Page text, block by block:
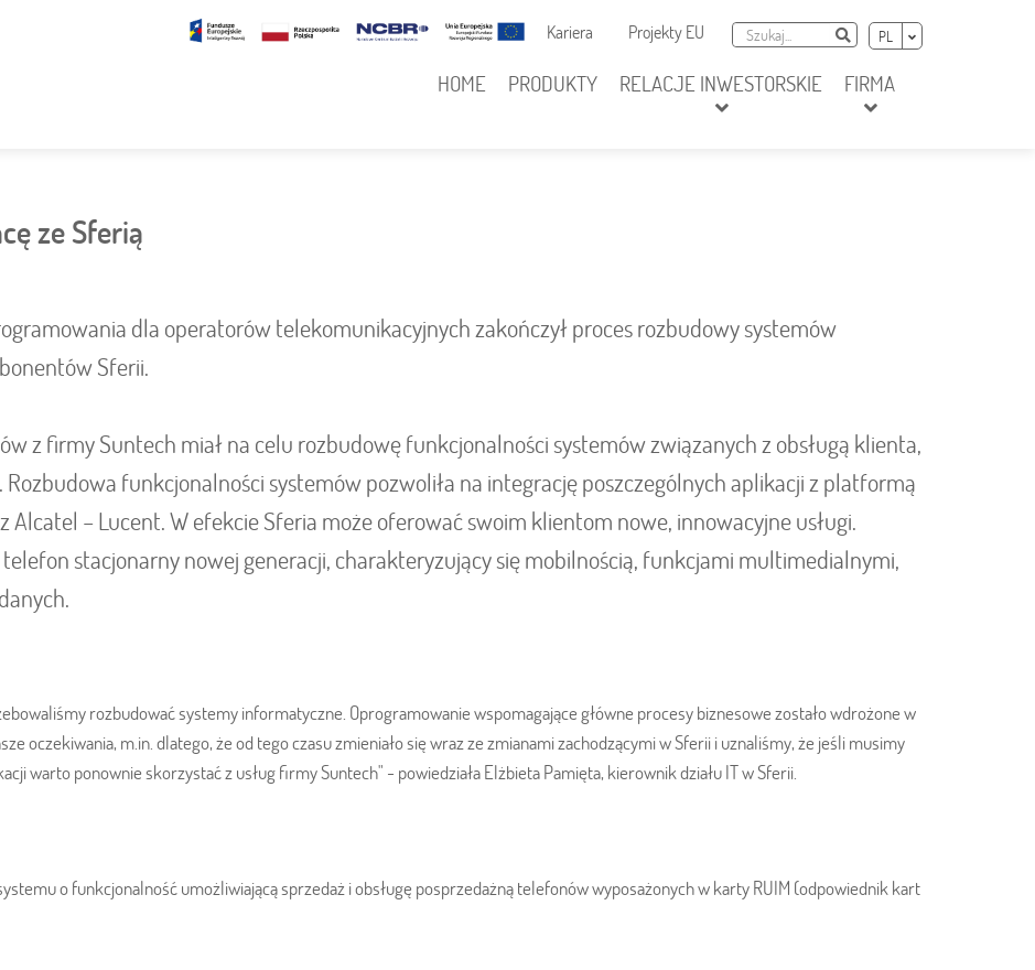
Nawigacja dodatkowa
Kariera Projekty EU Szukaj Szukaj
Wybierz język
PL
nawigacja
HOME PRODUKTY RELACJE INWESTORSKIE FIRMA
ze Sferią
dla operatorów telekomunikacyjnych zakończył proces rozbudowy systemów
Sferii.
z firmy Suntech miał na celu rozbudowę funkcjonalności systemów związanych z obsługą klienta,
Rozbudowa funkcjonalności systemów pozwoliła na integrację poszczególnych aplikacji z platformą
– Lucent. W efekcie Sferia może oferować swoim klientom nowe, innowacyjne usługi.
telefon stacjonarny nowej generacji, charakteryzujący się mobilnością, funkcjami multimedialnymi,
rozbudować systemy informatyczne. Oprogramowanie wspomagające główne procesy biznesowe zostało wdrożone w
oczekiwania, m.in. dlatego, że od tego czasu zmieniało się wraz ze zmianami zachodzącymi w Sferii i uznaliśmy, że jeśli musimy
warto ponownie skorzystać z usług firmy Suntech" - powiedziała Elżbieta Pamięta, kierownik działu IT w Sferii.
o funkcjonalność umożliwiającą sprzedaż i obsługę posprzedażną telefonów wyposażonych w karty RUIM (odpowiednik kart